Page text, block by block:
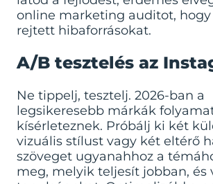
online marketing auditot,
rejtett hibaforrásokat.
A/B tesztelés az
Ne tippelj, tesztelj. 2026-ban a
legsikeresebb márkák
kísérleteznek. Próbálj ki két
vizuális stílust vagy két eltérő
szöveget ugyanahhoz a
meg, melyik teljesít jobban, és